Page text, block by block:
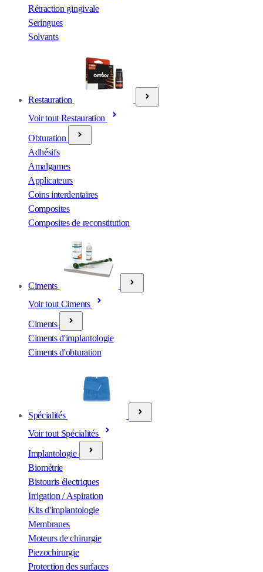
Rétraction gingivale
Seringues
Solvants
Restauration
Voir tout Restauration
Obturation
Adhésifs
Amalgames
Applicateurs
Coins interdentaires
Composites
Composites de reconstitution
Ciments
Voir tout Ciments
Ciments
Ciments d'implantologie
Ciments d'obturation
Spécialités
Voir tout Spécialités
Implantologie
Biométrie
Bistouris électriques
Irrigation / Aspiration
Kits d'implantologie
Membranes
Moteurs de chirurgie
Piezochirurgie
Protection des surfaces